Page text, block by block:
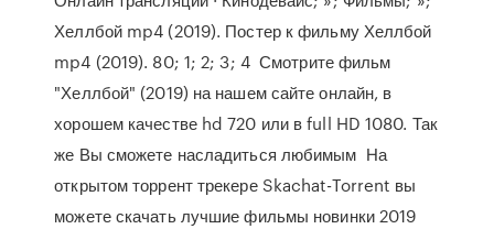
Хеллбой mp4 (2019). Постер к фильму Хеллбой
mp4 (2019). 80; 1; 2; 3; 4 Смотрите фильм
"Хеллбой" (2019) на нашем сайте онлайн, в
хорошем качестве hd 720 или в full HD 1080. Так
же Вы сможете насладиться любимым На
открытом торрент трекере Skachat-Torrent вы
можете скачать лучшие фильмы новинки 2019